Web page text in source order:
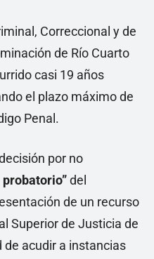
Correccional y de
de Río Cuarto
casi 19 años
el plazo máximo de
Penal.
por no
del
de un recurso
Superior de Justicia de
de acudir a instancias